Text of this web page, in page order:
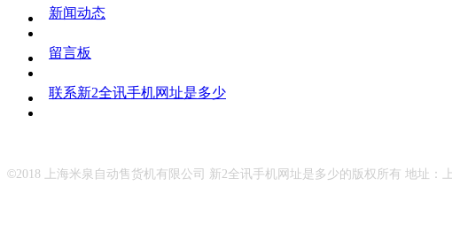
新闻动态
留言板
联系新2全讯手机网址是多少
©2018 上海米泉自动售货机有限公司 新2全讯手机网址是多少的版权所有 地址：